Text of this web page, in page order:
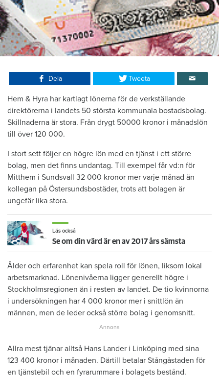
Dela Tweeta
​Hem & Hyra har kartlagt lönerna för de verkställande
direktörerna i landets 50 största kommunala bostadsbolag.
Skillnaderna är stora. Från drygt 50000 kronor i månadslön
till över 120 000.
I stort sett följer en högre lön med en tjänst i ett större
bolag, men det finns undantag. Till exempel får vd:n för
Mitthem i Sundsvall 32 000 kronor mer varje månad än
kollegan på Östersundsbostäder, trots att bolagen är
ungefär lika stora.
Läs också
Se om din värd är en av 2017 års sämsta
Ålder och erfarenhet kan spela roll för lönen, liksom lokal
arbetsmarknad. Lönenivåerna ligger generellt högre i
Stockholmsregionen än i resten av landet. De tio kvinnorna
i undersökningen har 4 000 kronor mer i snittlön än
männen, men de leder också större bolag i genomsnitt.
Allra mest tjänar alltså Hans Lander i Linköping med sina
123 400 kronor i månaden. Därtill betalar Stångåstaden för
en tjänstebil och en fyrarummare i bolagets bestånd.